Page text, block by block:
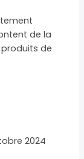
de la
de
2024